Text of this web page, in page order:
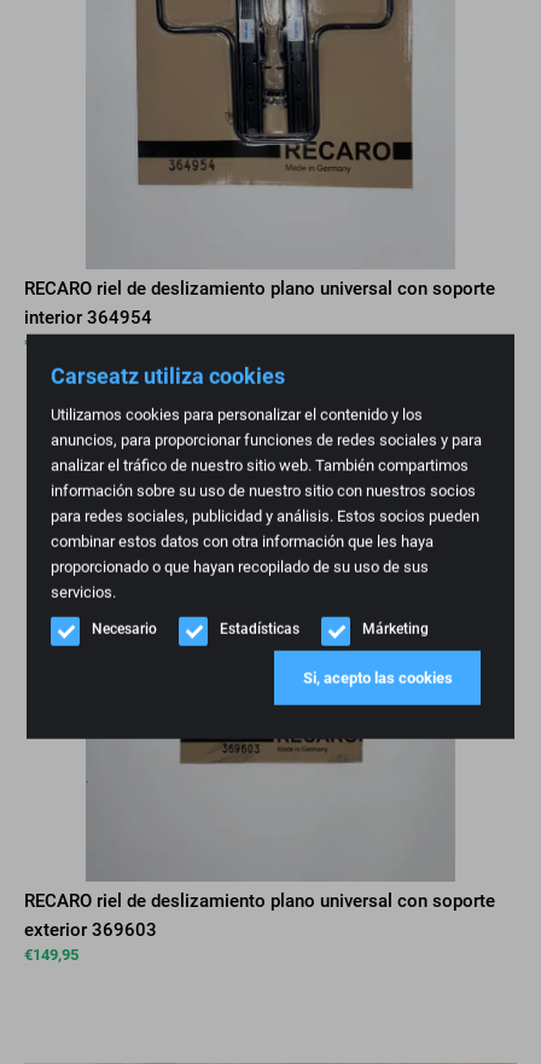
Carseatz utiliza cookies
Utilizamos cookies para personalizar el contenido y los
anuncios, para proporcionar funciones de redes sociales y para
analizar el tráfico de nuestro sitio web. También compartimos
información sobre su uso de nuestro sitio con nuestros socios
para redes sociales, publicidad y análisis. Estos socios pueden
combinar estos datos con otra información que les haya
proporcionado o que hayan recopilado de su uso de sus
servicios.
Necesario Estadísticas Márketing
Si, acepto las cookies
RECARO riel de deslizamiento plano universal con soporte
interior 364954
€
Pedido pendiente
RECARO riel de deslizamiento plano universal con soporte
exterior 369603
€149,95